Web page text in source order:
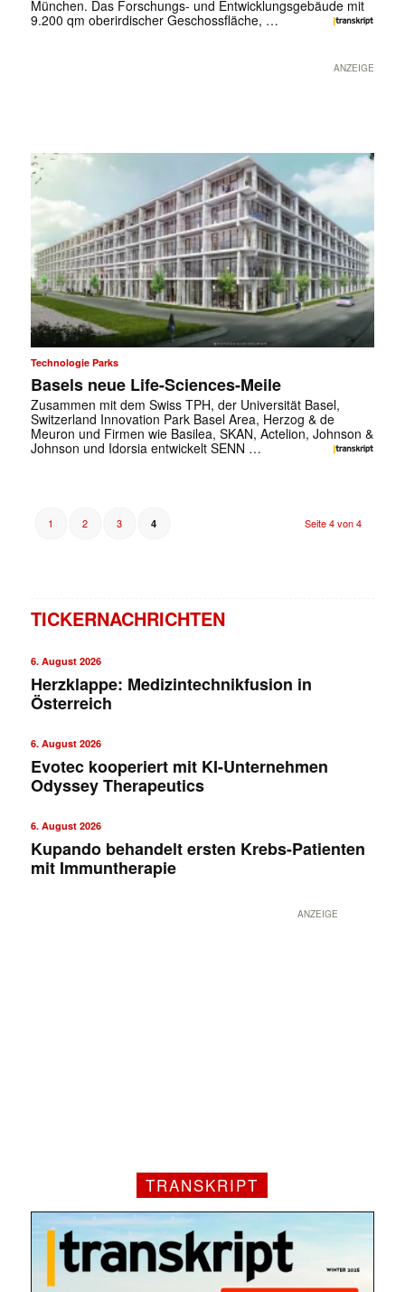
✕
München. Das Forschungs- und Entwicklungsgebäude mit
9.200 qm oberirdischer Geschossfläche, …
ANZEIGE
Technologie Parks
Basels neue Life-Sciences-Meile
Zusammen mit dem Swiss TPH, der Universität Basel,
Switzerland Innovation Park Basel Area, Herzog & de
Meuron und Firmen wie Basilea, SKAN, Actelion, Johnson &
Johnson und Idorsia entwickelt SENN …
Seite 4 von 4
1 2 3 4
TICKERNACHRICHTEN
6. August 2026
Herzklappe: Medizintechnikfusion in
Österreich
6. August 2026
Evotec kooperiert mit KI-Unternehmen
Odyssey Therapeutics
6. August 2026
Kupando behandelt ersten Krebs-Patienten
mit Immuntherapie
ANZEIGE
TRANSKRIPT